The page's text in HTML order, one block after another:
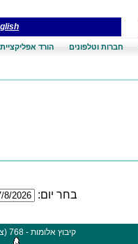
חברות וטלפונים הורד
בחר יום:
קיבוץ אלומות - 768 (צומת אלומות)